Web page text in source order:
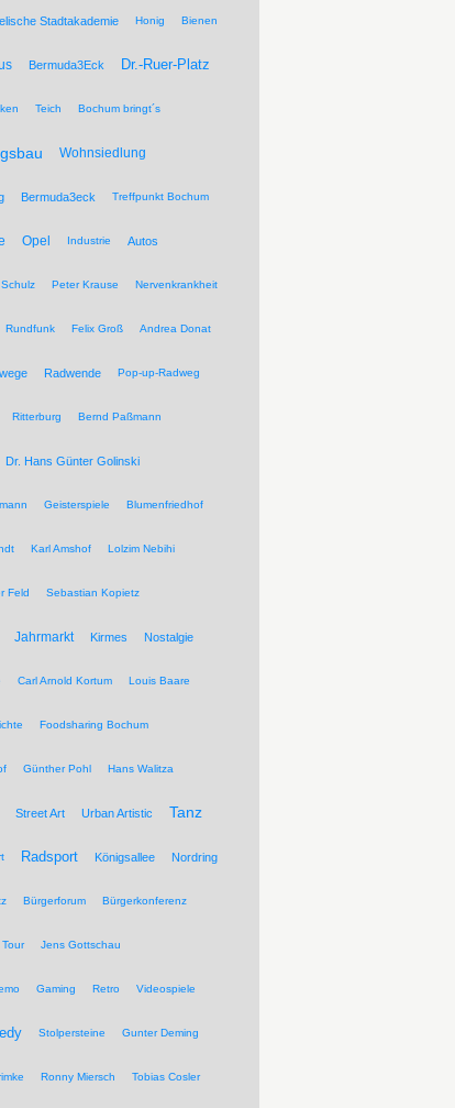
Stadtakademie Honig Bienen
Bermuda3Eck Dr.-Ruer-Platz
Teich Bochum bringt´s
Wohnsiedlung
Bermuda3eck Treffpunkt Bochum
Opel Industrie Autos
Peter Krause Nervenkrankheit
Rundfunk Felix Groß Andrea Donat
Radwende Pop-up-Radweg
Ritterburg Bernd Paßmann
Dr. Hans Günter Golinski
Geisterspiele Blumenfriedhof
Karl Amshof Lolzim Nebihi
Feld Sebastian Kopietz
Jahrmarkt Kirmes Nostalgie
Carl Arnold Kortum Louis Baare
Foodsharing Bochum
Günther Pohl Hans Walitza
Street Art Urban Artistic Tanz
Radsport Königsallee Nordring
Bürgerforum Bürgerkonferenz
Jens Gottschau
Gaming Retro Videospiele
Stolpersteine Gunter Deming
Ronny Miersch Tobias Cosler